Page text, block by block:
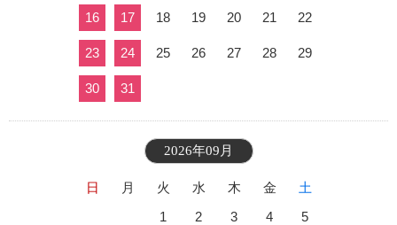
16 17 18 19 20 21 22
23 24 25 26 27 28 29
30 31
2026年09月
日 月 火 水 木 金
土
1
2 3 4 5